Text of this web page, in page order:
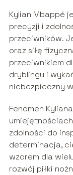
Kylian Mbappé
precyzji i
przeciwników.
oraz siłę
przeciwnikiem
dryblingu i
niebezpieczny
Fenomen
zdolności do
determinacja,
wzorem dla
rozwój piłki